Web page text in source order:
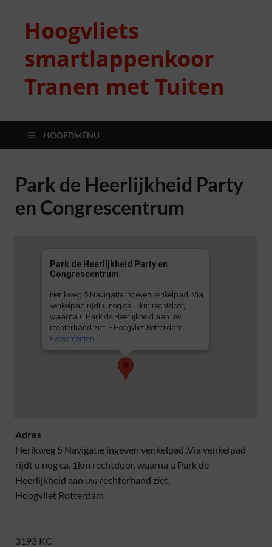
Hoogvliets
smartlappenkoor
Tranen met Tuiten
HOOFDMENU
Park de Heerlijkheid Party
en Congrescentrum
Park de Heerlijkheid Party en
Congrescentrum
Herikweg 5 Navigatie ingeven venkelpad .Via
venkelpad rijdt u nog ca. 1km rechtdoor,
waarna u Park de Heerlijkheid aan uw
rechterhand ziet. - Hoogvliet Rotterdam
Evenementen
Adres
Herikweg 5 Navigatie ingeven venkelpad .Via venkelpad
rijdt u nog ca. 1km rechtdoor, waarna u Park de
Heerlijkheid aan uw rechterhand ziet.
Hoogvliet Rotterdam
3193 KC